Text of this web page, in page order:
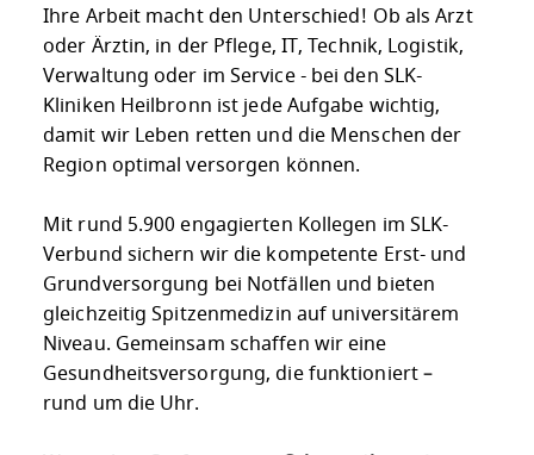
Ihre Arbeit macht den Unterschied! Ob als Arzt
oder Ärztin, in der Pflege, IT, Technik, Logistik,
Verwaltung oder im Service - bei den SLK-
Kliniken Heilbronn ist jede Aufgabe wichtig,
damit wir Leben retten und die Menschen der
Region optimal versorgen können.
Mit rund 5.900 engagierten Kollegen im SLK-
Verbund sichern wir die kompetente Erst- und
Grundversorgung bei Notfällen und bieten
gleichzeitig Spitzenmedizin auf universitärem
Niveau. Gemeinsam schaffen wir eine
Gesundheitsversorgung, die funktioniert –
rund um die Uhr.